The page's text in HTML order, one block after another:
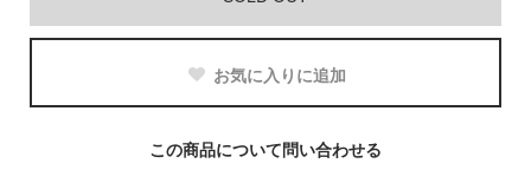
お気に入りに追加
この商品について問い合わせる